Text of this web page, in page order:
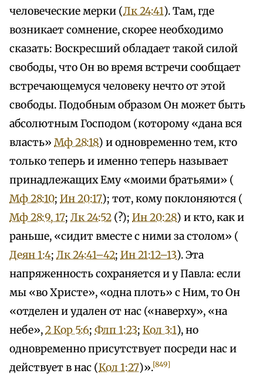
человеческие мерки (Лк 24:41). Там, где
возникает сомнение, скорее необходимо
сказать: Воскресший обладает такой силой
свободы, что Он во время встречи сообщает
встречающемуся человеку нечто от этой
свободы. Подобным образом Он может быть
абсолютным Господом (которому «дана вся
власть» Мф 28:18) и одновременно тем, кто
только теперь и именно теперь называет
принадлежащих Ему «моими братьями» (
Мф 28:10; Ин 20:17); тот, кому поклоняются (
Мф 28:9, 17; Лк 24:52 (?); Ин 20:28) и кто, как и
раньше, «сидит вместе с ними за столом» (
Деян 1:4; Лк 24:41–42; Ин 21:12–13). Эта
напряженность сохраняется и у Павла: если
мы «во Христе», «одна плоть» с Ним, то Он
«отделен и удален от нас («наверху», «на
небе»,2 Кор 5:6; Флп 1:23; Кол 3:1), но
одновременно присутствует посреди нас и
действует в нас (Кол 1:27)».[849]